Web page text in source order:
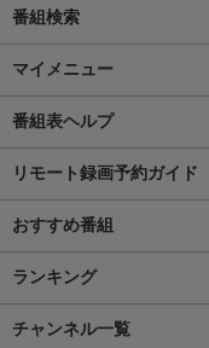
番組検索
マイメニュー
番組表ヘルプ
リモート録画予約ガイド
おすすめ番組
ランキング
チャンネル一覧